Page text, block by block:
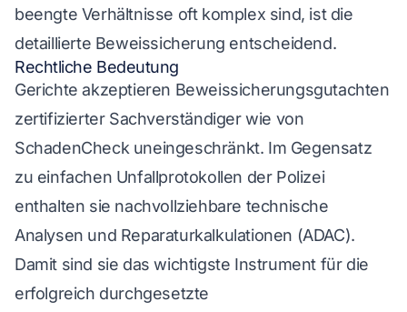
beengte Verhältnisse oft komplex sind, ist die
detaillierte Beweissicherung entscheidend.
Rechtliche Bedeutung
Gerichte akzeptieren Beweissicherungsgutachten
zertifizierter Sachverständiger wie von
SchadenCheck uneingeschränkt. Im Gegensatz
zu einfachen Unfallprotokollen der Polizei
enthalten sie nachvollziehbare technische
Analysen und Reparaturkalkulationen (ADAC).
Damit sind sie das wichtigste Instrument für die
erfolgreich durchgesetzte